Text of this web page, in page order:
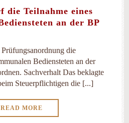
die Teilnahme eines
an der BP
die
Bediensteten an der
Sachverhalt Das beklagte
Steuerpflichtigen die [...]
READ MORE